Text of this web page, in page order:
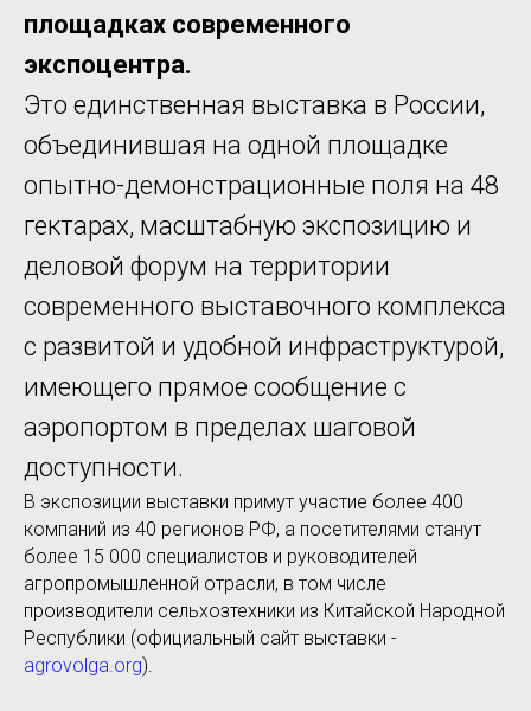
площадках современного
экспоцентра.
Это единственная выставка в России,
объединившая на одной площадке
опытно-демонстрационные поля на 48
гектарах, масштабную экспозицию и
деловой форум на территории
современного выставочного комплекса
с развитой и удобной инфраструктурой,
имеющего прямое сообщение с
аэропортом в пределах шаговой
доступности.
В экспозиции выставки примут участие более 400
компаний из 40 регионов РФ, а посетителями станут
более 15 000 специалистов и руководителей
агропромышленной отрасли, в том числе
производители сельхозтехники из Китайской Народной
Республики (официальный сайт выставки -
agrovolga.org).